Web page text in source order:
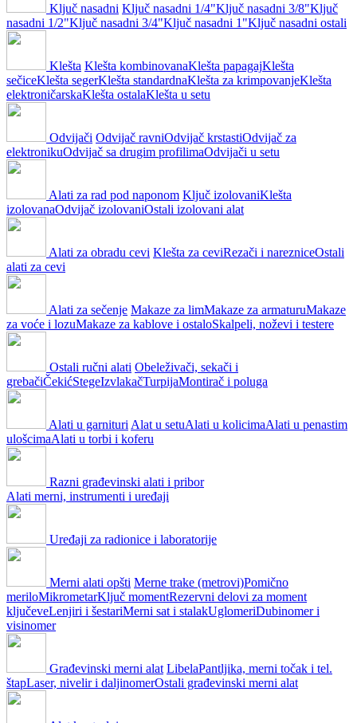
Ključ nasadni Ključ nasadni 1/4"Ključ nasadni 3/8"Ključ
nasadni 1/2"Ključ nasadni 3/4"Ključ nasadni 1"Ključ nasadni ostali
Klešta Klešta kombinovanaKlešta papagajKlešta
sečiceKlešta segerKlešta standardnaKlešta za krimpovanjeKlešta
elektroničarskaKlešta ostalaKlešta u setu
Odvijači Odvijač ravniOdvijač krstastiOdvijač za
elektronikuOdvijač sa drugim profilimaOdvijači u setu
Alati za rad pod naponom Ključ izolovaniKlešta
izolovanaOdvijač izolovaniOstali izolovani alat
Alati za obradu cevi Klešta za ceviRezači i narezniceOstali
alati za cevi
Alati za sečenje Makaze za limMakaze za armaturuMakaze
za voće i lozuMakaze za kablove i ostaloSkalpeli, noževi i testere
Ostali ručni alati Obeleživači, sekači i
grebačiČekićStegeIzvlakačTurpijaMontirač i poluga
Alati u garnituri Alat u setuAlati u kolicimaAlati u penastim
ulošcimaAlati u torbi i koferu
Razni građevinski alati i pribor
Alati merni, instrumenti i uređaji
Uređaji za radionice i laboratorije
Merni alati opšti Merne trake (metrovi)Pomično
meriloMikrometarKljuč momentRezervni delovi za moment
ključeveLenjiri i šestariMerni sat i stalakUglomeriDubinomer i
visinomer
Građevinski merni alat LibelaPantljika, merni točak i tel.
štapLaser, nivelir i daljinomerOstali građevinski merni alat